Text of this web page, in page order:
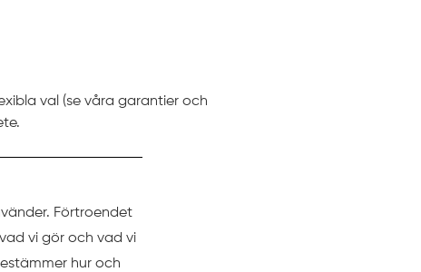
val (se våra garantier och
Förtroendet
vi gör och vad vi
hur och